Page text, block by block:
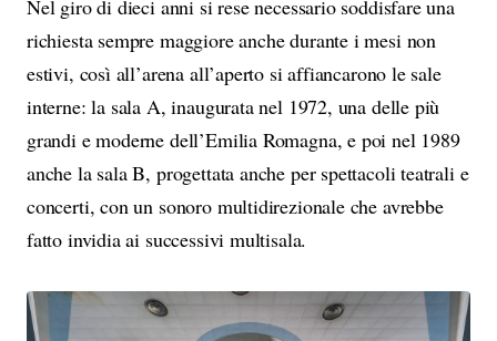
Nel giro di dieci anni si rese necessario soddisfare una
richiesta sempre maggiore anche durante i mesi non
estivi, così all’arena all’aperto si affiancarono le sale
interne: la sala A, inaugurata nel 1972, una delle più
grandi e moderne dell’Emilia Romagna, e poi nel 1989
anche la sala B, progettata anche per spettacoli teatrali e
concerti, con un sonoro multidirezionale che avrebbe
fatto invidia ai successivi multisala.